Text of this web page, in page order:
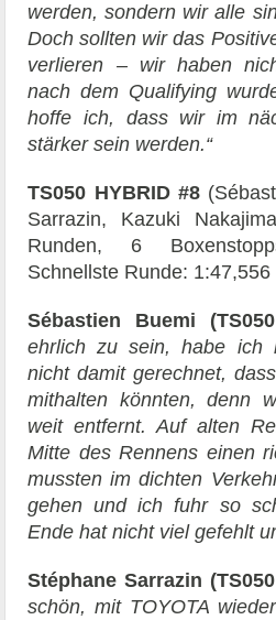
werden, sondern wir alle
Doch sollten wir das
verlieren – wir haben
nach dem Qualifying
hoffe ich, dass wir im
stärker sein werden.“
TS050 HYBRID #8
Sarrazin, Kazuki
Runden, 6
Schnellste Runde: 1:47,556
Sébastien Buemi
ehrlich zu sein, habe ich
nicht damit gerechnet,
mithalten könnten, denn
weit entfernt. Auf alten
Mitte des Rennens einen
mussten im dichten
gehen und ich fuhr so
Ende hat nicht viel gefehlt
Stéphane Sarrazin
schön, mit TOYOTA